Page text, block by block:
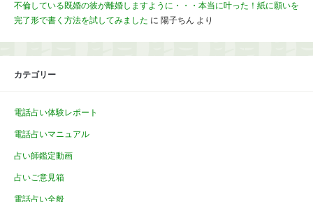
不倫している既婚の彼が離婚しますように・・・本当に叶った！紙に願いを
完了形で書く方法を試してみました に 陽子ちん より
カテゴリー
電話占い体験レポート
電話占いマニュアル
占い師鑑定動画
占いご意見箱
電話占い全般